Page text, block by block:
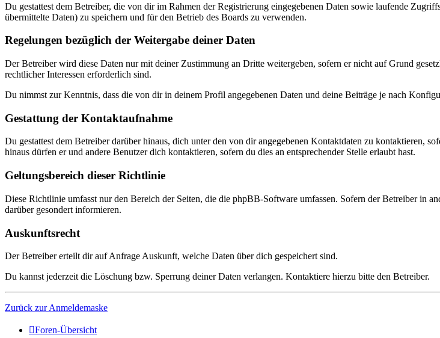
Du gestattest dem Betreiber, die von dir im Rahmen der Registrierung eingegebenen Daten sowie laufende
übermittelte Daten) zu speichern und für den Betrieb des Boards zu verwenden.
Regelungen bezüglich der Weitergabe deiner Daten
Der Betreiber wird diese Daten nur mit deiner Zustimmung an Dritte weitergeben, sofern er nicht auf Grund
rechtlicher Interessen erforderlich sind.
Du nimmst zur Kenntnis, dass die von dir in deinem Profil angegebenen Daten und deine Beiträge je nach
Gestattung der Kontaktaufnahme
Du gestattest dem Betreiber darüber hinaus, dich unter den von dir angegebenen Kontaktdaten zu kontaktieren,
hinaus dürfen er und andere Benutzer dich kontaktieren, sofern du dies an entsprechender Stelle erlaubt hast.
Geltungsbereich dieser Richtlinie
Diese Richtlinie umfasst nur den Bereich der Seiten, die die phpBB-Software umfassen. Sofern der Betreiber in
darüber gesondert informieren.
Auskunftsrecht
Der Betreiber erteilt dir auf Anfrage Auskunft, welche Daten über dich gespeichert sind.
Du kannst jederzeit die Löschung bzw. Sperrung deiner Daten verlangen. Kontaktiere hierzu bitte den Betreiber.
Zurück zur Anmeldemaske
Foren-Übersicht